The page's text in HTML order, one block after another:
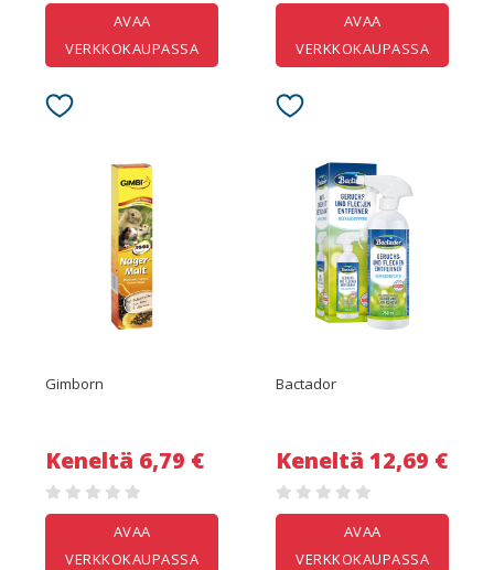
AVAA
VERKKOKAUPASSA
AVAA
VERKKOKAUPASSA
Gimborn
Keneltä 6,79 €
AVAA
VERKKOKAUPASSA
Bactador
Keneltä 12,69 €
AVAA
VERKKOKAUPASSA